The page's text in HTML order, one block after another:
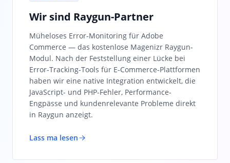
Wir sind Raygun-Partner
Müheloses Error-Monitoring für Adobe
Commerce — das kostenlose Magenizr Raygun-
Modul. Nach der Feststellung einer Lücke bei
Error-Tracking-Tools für E-Commerce-Plattformen
haben wir eine native Integration entwickelt, die
JavaScript- und PHP-Fehler, Performance-
Engpässe und kundenrelevante Probleme direkt
in Raygun anzeigt.
Lass ma lesen